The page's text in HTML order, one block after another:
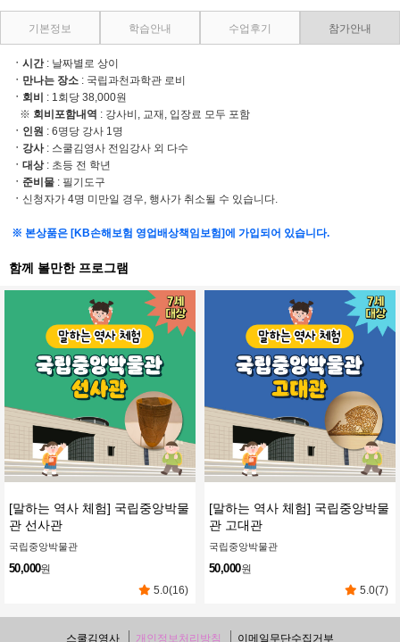
기본정보 학습안내 수업후기 참가안내
ㆍ시간: 날짜별로 상이
ㆍ만나는 장소 : 국립과천과학관 로비
ㆍ회비
: 1회당 38,000원
※ 회비포함내역 : 강사비, 교재, 입장료 모두 포함
ㆍ 인원 : 6명당 강사 1명
ㆍ 강사: 스쿨김영사 전임강사 외 다수
ㆍ대상: 초등 전 학년
ㆍ 준비물 : 필기도구
ㆍ신청자가 4명 미만일 경우, 행사가 취소될 수 있습니다.
※ 본상품은 [KB손해보험 영업배상책임보험]에 가입되어 있습니다.
함께 볼만한 프로그램
[말하는 역사 체험] 국립중앙박물
관 선사관
국립중앙박물관
50,000원
5.0(16)
[말하는 역사 체험] 국립중앙박물
관 고대관
국립중앙박물관
50,000원
5.0(7)
스쿨김영사 개인정보처리방침 이메일무단수집거부